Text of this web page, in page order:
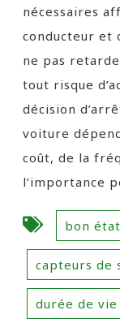
nécessaires
conducteur et
ne pas
tout risque
décision
voiture
coût, de la
l’importance
bon
capteurs de
durée de vie